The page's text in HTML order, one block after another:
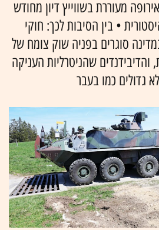
מעוררת בשווייץ דיון מחודש
• בין הסיבות לכך: חוקי
סוגרים בפניה שוק צומח של
והדיבידנדים שהניטרליות העניקה
גדולים כמו בעבר